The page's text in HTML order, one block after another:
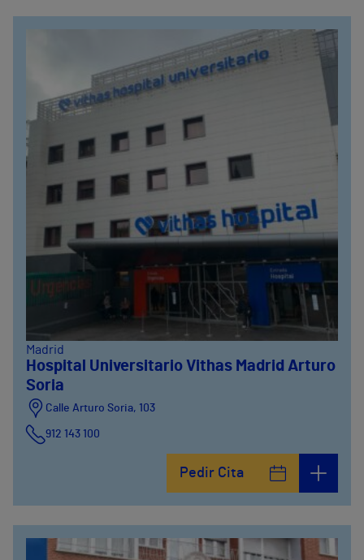
Madrid
Hospital Universitario Vithas Madrid Arturo
Soria
Calle Arturo Soria, 103
912 143 100
912 143 100
Pedir Cita